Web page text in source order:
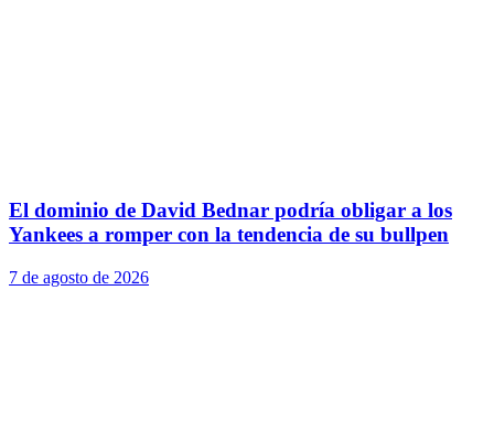
El dominio de David Bednar podría obligar a los
Yankees a romper con la tendencia de su bullpen
7 de agosto de 2026